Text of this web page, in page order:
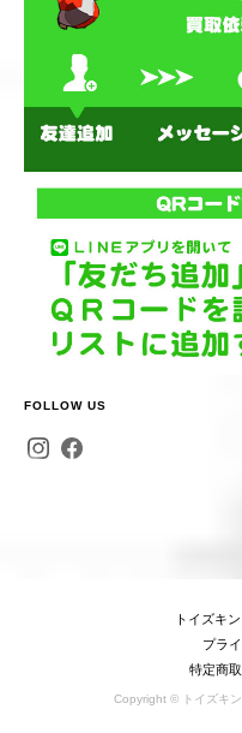
FOLLOW US
トイズキ
プラ
特定商
Copyright © トイズキ